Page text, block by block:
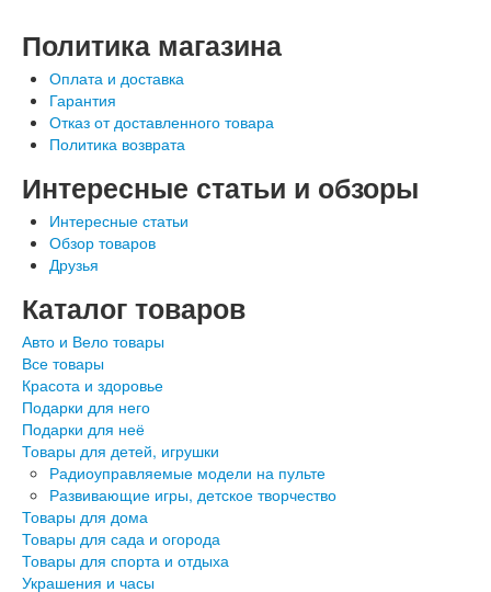
Политика магазина
Оплата и доставка
Гарантия
Отказ от доставленного товара
Политика возврата
Интересные статьи и обзоры
Интересные статьи
Обзор товаров
Друзья
Каталог товаров
Авто и Вело товары
Все товары
Красота и здоровье
Подарки для него
Подарки для неё
Товары для детей, игрушки
Радиоуправляемые модели на пульте
Развивающие игры, детское творчество
Товары для дома
Товары для сада и огорода
Товары для спорта и отдыха
Украшения и часы